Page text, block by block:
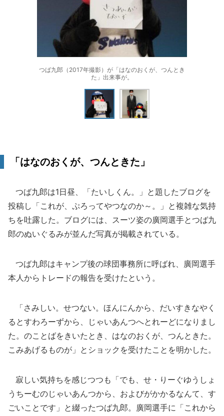
つば九郎（2017年撮影）が「はなのおくが、つんとき
た」出来事が。
「はなのおくが、つんときた」
つば九郎は1日昼、「たいしくん。」と題したブログを
投稿し「これが、ぷろってやつなのか～。」と複雑な気持
ちを吐露した。ブログには、スーツ姿の廣岡選手とつば九
郎のぬいぐるみが並んだ写真が掲載されている。
つば九郎はキャンプ後の球団事務所に呼ばれ、廣岡選手
本人からトレードの報告を受けたという。
「さみしい。せつない。ほんにんから、だいすきなやく
るとすわろーずから、じゃいあんつへとれーどになりまし
た。のことばをきいたとき、はなのおくが、つんときた。
こみあげるものが」とショックを受けたことを明かした。
寂しい気持ちを感じつつも「でも、せ・りーぐゆうしょ
うちーむのじゃいあんつから、およびがかかるなんて、す
ごいことです」と綴ったつば九郎。廣岡選手に「これから